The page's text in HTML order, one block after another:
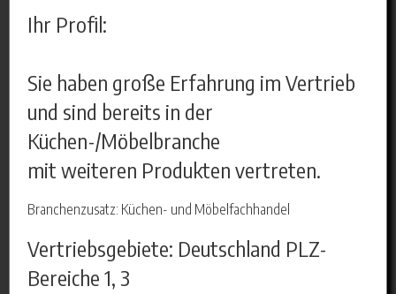
Ihr Profil:
Sie haben große Erfahrung im Vertrieb
und sind bereits in der
Küchen-/Möbelbranche
mit weiteren Produkten vertreten.
Branchenzusatz: Küchen- und Möbelfachhandel
Vertriebsgebiete: Deutschland PLZ-
Bereiche 1, 3